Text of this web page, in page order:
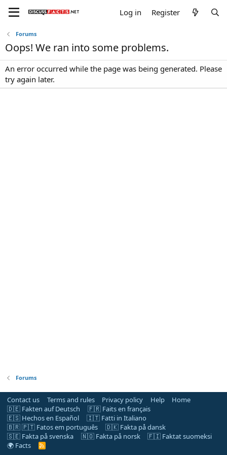
Log in Register
Forums
Oops! We ran into some problems.
An error occurred while the page was being generated. Please
try again later.
Forums
Contact us Terms and rules Privacy policy Help
Home
🇩🇪 Fakten auf Deutsch
🇫🇷 Faits en français
🇪🇸 Hechos en Español
🇮🇹 Fatti in Italiano
🇧🇷 🇵🇹 Fatos em português
🇩🇰 Fakta på dansk
🇸🇪 Fakta på svenska
🇳🇴 Fakta på norsk
🇫🇮 Faktat suomeksi
🌍 Facts
R